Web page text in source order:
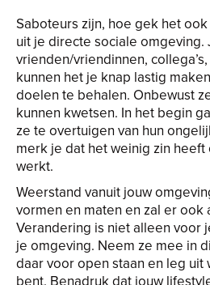
Saboteurs zijn, hoe gek het
uit je directe sociale omgeving.
vrienden/vriendinnen,
kunnen het je knap lastig
doelen te behalen. Onbewust
kunnen kwetsen. In het begin
ze te overtuigen van hun
merk je dat het weinig zin heeft
werkt.
Weerstand vanuit jouw
vormen en maten en zal er ook
Verandering is niet alleen voor
je omgeving. Neem ze mee in
daar voor open staan en leg uit
bent. Benadruk dat jouw